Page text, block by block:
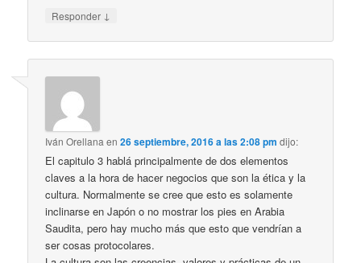
Responder ↓
Iván Orellana en26 septiembre, 2016 a las 2:08 pm dijo:
El capitulo 3 hablá principalmente de dos elementos
claves a la hora de hacer negocios que son la ética y la
cultura. Normalmente se cree que esto es solamente
inclinarse en Japón o no mostrar los pies en Arabia
Saudita, pero hay mucho más que esto que vendrían a
ser cosas protocolares.